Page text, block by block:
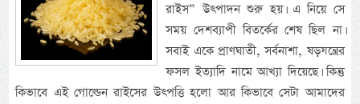
রাইস” উৎপাদন শুরু হয়। এ নিয়ে সে
সময় দেশব্যাপী বিতর্কের শেষ ছিল না।
সবাই একে প্রাণঘাতী, সর্বনাশা, ষড়যন্ত্রের
ফসল ইত্যাদি নামে আখ্যা দিয়েছে। কিন্তু
কিভাবে এই গোল্ডেন রাইসের উৎপত্তি হলো আর কিভাবে সেটা আমাদের